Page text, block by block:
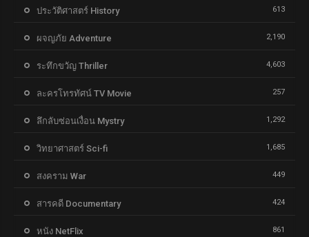
ประวัติศาสตร์ History 613
ผจญภัย Adventure 2,190
ระทึกขวัญ Thriller 4,603
ละครโทรทัศน์ TV Movie 257
ลึกลับซ่อนเงื่อน Mystry 1,292
วิทยาศาสตร์ Sci-fi 1,685
สงคราม War 449
สารคดี Documentary 424
หนัง NetFlix 861